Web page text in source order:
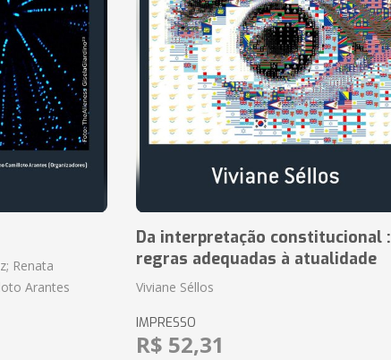
Renata
Arantes
Da interpretação constitucional :
regras adequadas à atualidade
Viviane Séllos
IMPRESSO
R$ 52,31